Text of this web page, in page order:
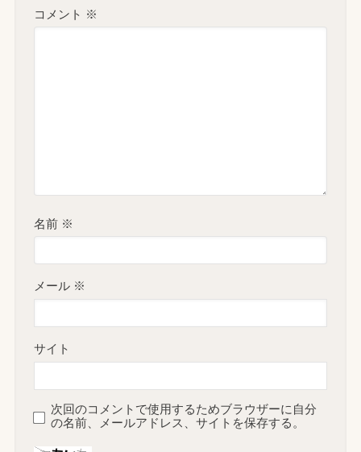
コメント ※
名前 ※
メール ※
サイト
次回のコメントで使用するためブラウザーに自分
の名前、メールアドレス、サイトを保存する。